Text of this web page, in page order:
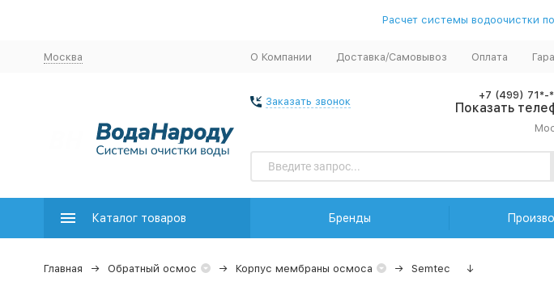
Расчет системы водоочистки
Москва О Компании Доставка/Самовывоз Оплата
Заказать звонок
+7 (499) 71*-
Показать
Каталог товаров Бренды
Главная Обратный осмос Корпус мембраны осмоса Semtec ↓